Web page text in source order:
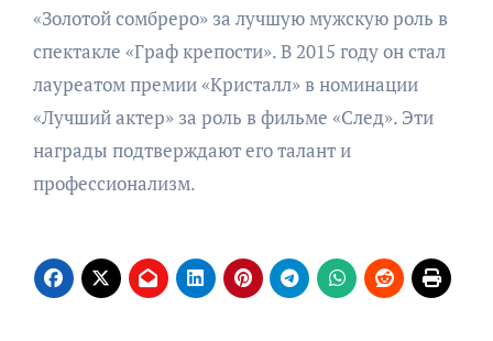
«Золотой сомбреро» за лучшую мужскую роль в
спектакле «Граф крепости». В 2015 году он стал
лауреатом премии «Кристалл» в номинации
«Лучший актер» за роль в фильме «След». Эти
награды подтверждают его талант и
профессионализм.